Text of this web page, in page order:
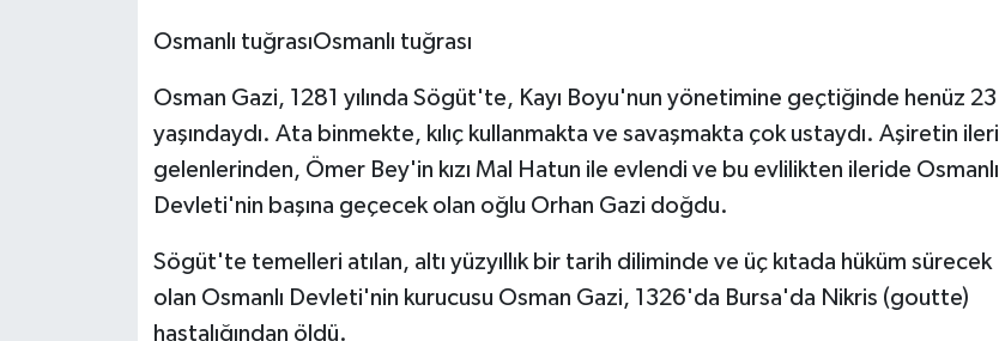
Osmanlı tuğrasıOsmanlı tuğrası
Osman Gazi, 1281 yılında Sögüt'te, Kayı Boyu'nun yönetimine geçtiğinde henüz 23
yaşındaydı. Ata binmekte, kılıç kullanmakta ve savaşmakta çok ustaydı. Aşiretin ileri
gelenlerinden, Ömer Bey'in kızı Mal Hatun ile evlendi ve bu evlilikten ileride Osmanlı
Devleti'nin başına geçecek olan oğlu Orhan Gazi doğdu.
Sögüt'te temelleri atılan, altı yüzyıllık bir tarih diliminde ve üç kıtada hüküm sürecek
olan Osmanlı Devleti'nin kurucusu Osman Gazi, 1326'da Bursa'da Nikris (goutte)
hastalığından öldü.
BİLİM TEKNOLOJİ
SEÇİM 2015